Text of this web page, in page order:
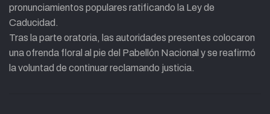
pronunciamientos populares ratificando la Ley de
Caducidad.
Tras la parte oratoria, las autoridades presentes colocaron
una ofrenda floral al pie del Pabellón Nacional y se reafirmó
la voluntad de continuar reclamando justicia.